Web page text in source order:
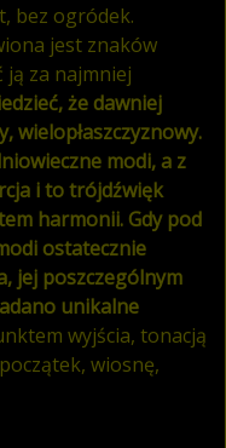
bez ogródek.
jest znaków
ją za najmniej
że dawniej
wielopłaszczyznowy.
modi, a z
i to trójdźwięk
harmonii. Gdy pod
ostatecznie
jej poszczególnym
unikalne
wyjścia, tonacją
wiosnę,